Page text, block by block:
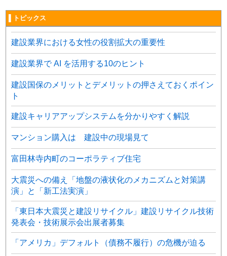
▌トピックス
建設業界における女性の役割拡大の重要性
建設業界で AI を活用する10のヒント
建設国保のメリットとデメリットの押さえておくポイン
ト
建設キャリアアップシステムを分かりやすく解説
マンション購入は 建設中の現場見て
富田林寺内町のコーポラティブ住宅
大震災への備え「地盤の液状化のメカニズムと対策講
演」と「新工法実演」
「東日本大震災と建設リサイクル」建設リサイクル技術
発表会・技術展示会出展者募集
「アメリカ」デフォルト（債務不履行）の危機が迫る